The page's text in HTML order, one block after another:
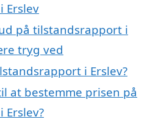
Erslev
på tilstandsrapport i
tryg ved
i Erslev?
at bestemme prisen på